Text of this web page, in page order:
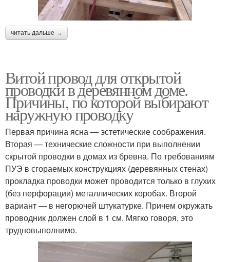
читать дальше →
Витой провод для открытой
проводки в деревянном доме.
Причины, по которой выбирают
наружную проводку
Первая причина ясна — эстетические соображения.
Вторая — технические сложности при выполнении
скрытой проводки в домах из бревна. По требованиям
ПУЭ в сгораемых конструкциях (деревянных стенах)
прокладка проводки может проводится только в глухих
(без перфорации) металлических коробах. Второй
вариант — в негорючей штукатурке. Причем окружать
проводник должен слой в 1 см. Мягко говоря, это
трудновыполнимо.